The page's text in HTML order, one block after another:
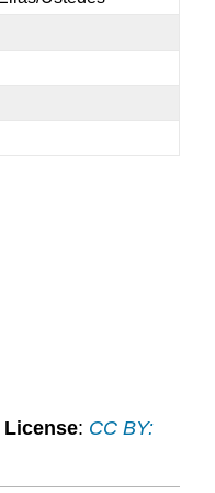
License: CC BY: